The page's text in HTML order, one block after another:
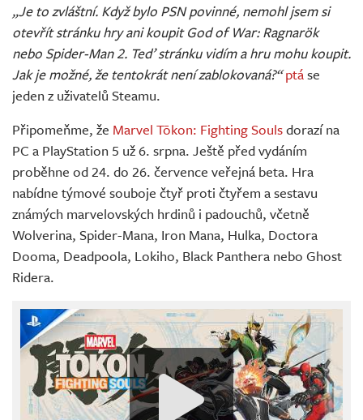
„Je to zvláštní. Když bylo PSN povinné, nemohl jsem si
otevřít stránku hry ani koupit God of War: Ragnarök
nebo Spider-Man 2. Teď stránku vidím a hru mohu koupit.
Jak je možné, že tentokrát není zablokovaná?“ ptáse
jeden z uživatelů Steamu.
Připomeňme, že Marvel Tōkon: Fighting Soulsdorazí na
PC a PlayStation 5 už 6. srpna. Ještě před vydáním
proběhne od 24. do 26. července veřejná beta. Hra
nabídne týmové souboje čtyř proti čtyřem a sestavu
známých marvelovských hrdinů i padouchů, včetně
Wolverina, Spider-Mana, Iron Mana, Hulka, Doctora
Dooma, Deadpoola, Lokiho, Black Panthera nebo Ghost
Ridera.